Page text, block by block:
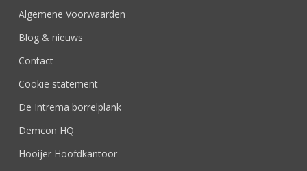
Algemene Voorwaarden
Blog & nieuws
Contact
Cookie statement
De Intrema borrelplank
Demcon HQ
Hooijer Hoofdkantoor